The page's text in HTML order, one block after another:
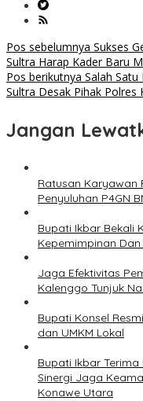
Navigasi
pos
Pos sebelumnya Sukses
Sultra Harap Kader Baru
Pos berikutnya Salah Satu
Sultra Desak Pihak Polres
Jangan
Ratusan Karyawan
Penyuluhan P4GN
Bupati Ikbar Bekali
Kepemimpinan
Jaga Efektivitas
Kalenggo Tunjuk
Bupati Konsel
dan UMKM Lokal
Bupati Ikbar
Sinergi Jaga
Konawe Utara